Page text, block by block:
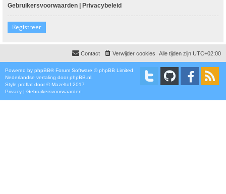
Gebruikersvoorwaarden | Privacybeleid
Registreer
Alle tijden zijn UTC+02:00
Verwijder cookies
Contact
Powered by phpBB® Forum Software © phpBB Limited
Nederlandse vertaling door phpBB.nl
Style proflat door ©Mazeltof 2017
Privacy | Gebruikersvoorwaarden